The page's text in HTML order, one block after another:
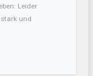
Leider
stark und